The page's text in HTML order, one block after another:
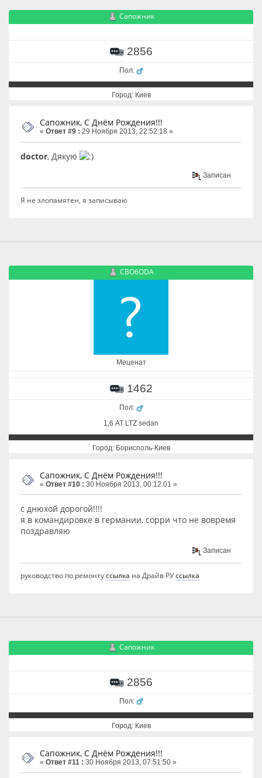
Сапожник
2856
Пол:
Город: Киев
Сапожник, С Днём Рождения!!!
« Ответ #9 : 29 Ноября 2013, 22:52:18 »
doctor, Дякую
Записан
Я не злопамятен, я записываю
CBO6ODA
Меценат
1462
Пол:
1,6 АТ LTZ sedan
Город: Борисполь-Киев
Сапожник, С Днём Рождения!!!
« Ответ #10 : 30 Ноября 2013, 00:12:01 »
с днюхой дорогой!!!!
я в командировке в германии, сорри что не вовремя
поздравляю
Записан
руководство по ремонтуссылка на Драйв РУссылка
Сапожник
2856
Пол:
Город: Киев
Сапожник, С Днём Рождения!!!
« Ответ #11 : 30 Ноября 2013, 07:51:50 »